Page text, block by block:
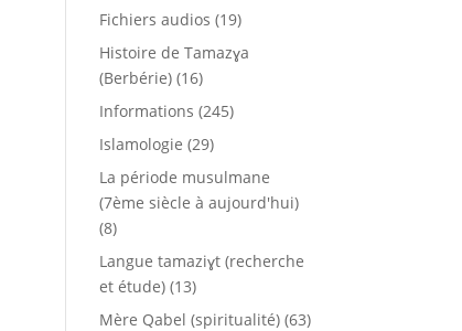
Fichiers audios (19)
Histoire de Tamazɣa
(Berbérie) (16)
Informations (245)
Islamologie (29)
La période musulmane
(7ème siècle à aujourd'hui)
(8)
Langue tamaziɣt (recherche
et étude) (13)
Mère Qabel (spiritualité) (63)